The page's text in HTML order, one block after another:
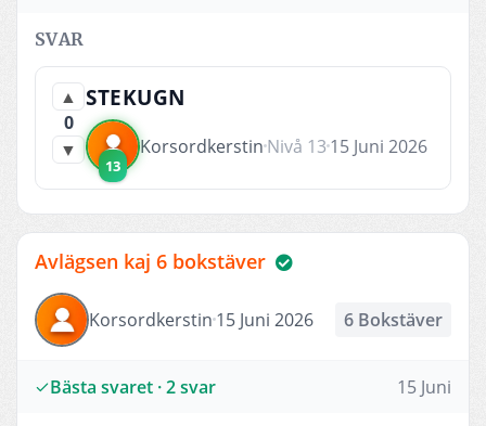
SVAR
▲
0
▼
STEKUGN
13
Korsordkerstin Nivå 13 15 Juni 2026
Avlägsen kaj 6 bokstäver
Korsordkerstin 15 Juni 2026 6 Bokstäver
Bästa svaret · 2 svar 15 Juni